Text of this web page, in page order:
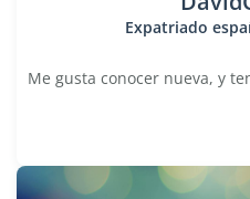
Expatriado
Me gusta conocer nueva, y